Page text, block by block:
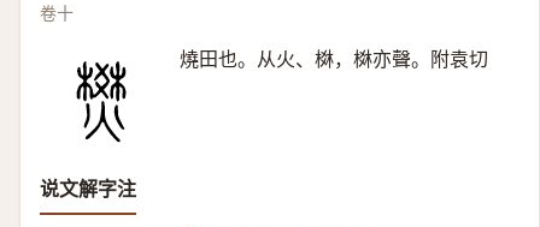
卷十
燒田也。从火、棥，棥亦聲。附袁切
说文解字注